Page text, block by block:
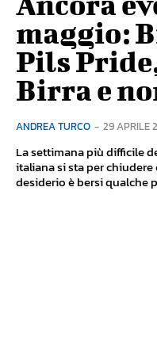
maggio:
Pils
Birra e
ANDREA TURCO - 29 APRILE
La settimana più difficile
italiana si sta per
desiderio è bersi qualche